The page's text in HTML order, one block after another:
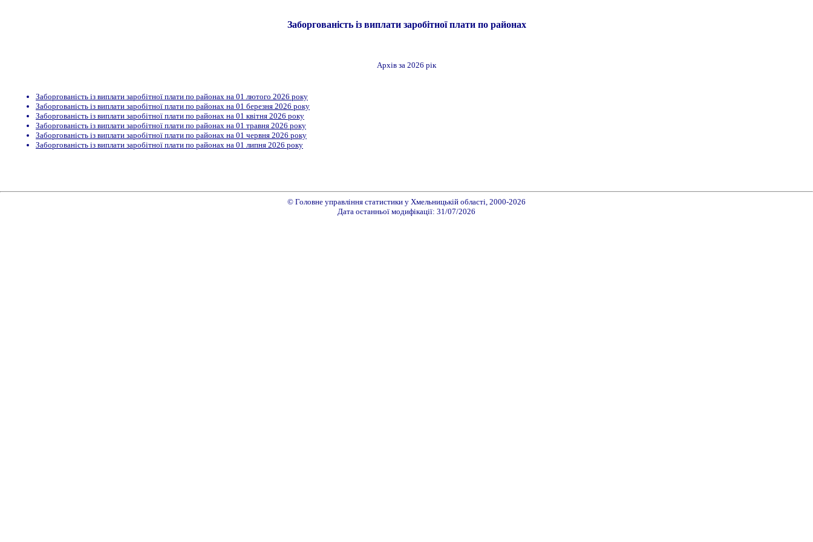
Заборгованість із виплати заробітної плати по районах
Архів за 2026 рік
Заборгованість із виплати заробітної плати по районах на 01 лютого 2026 року
Заборгованість із виплати заробітної плати по районах на 01 березня 2026 року
Заборгованість із виплати заробітної плати по районах на 01 квітня 2026 року
Заборгованість із виплати заробітної плати по районах на 01 травня 2026 року
Заборгованість із виплати заробітної плати по районах на 01 червня 2026 року
Заборгованість із виплати заробітної плати по районах на 01 липня 2026 року
© Головне управління статистики у Хмельницькій області, 2000-2026
Дата останньої модифікації: 31/07/2026